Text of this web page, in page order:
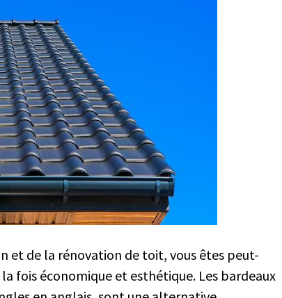
et de la rénovation de toit, vous êtes peut-
fois économique et esthétique. Les bardeaux